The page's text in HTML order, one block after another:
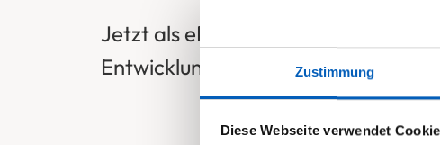
Zustimmung
Diese Webseite verwendet
Jetzt als ePaper lesen und mehr
Entwicklungen in der Stiftung